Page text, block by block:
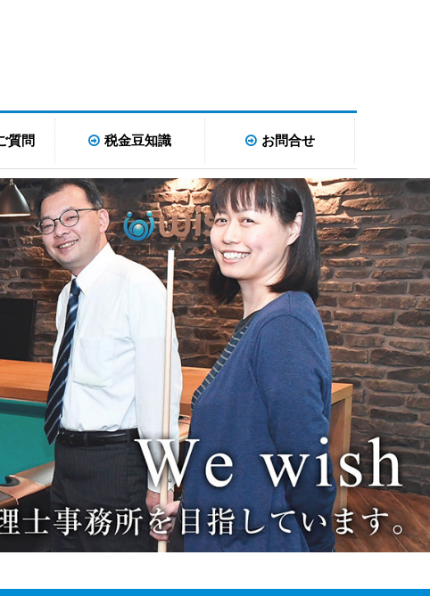
質問 税金豆知識 お問合せ